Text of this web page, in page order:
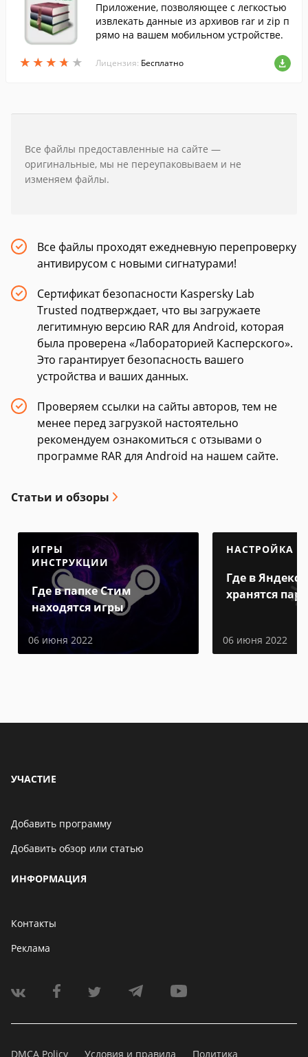
★ ★ ★ ★ ★
★ ★ ★ ★ ★
Приложение, позволяющее с легкостью
извлекать данные из архивов rar и zip п
рямо на вашем мобильном устройстве.
Лицензия: Бесплатно
Все файлы предоставленные на сайте —
оригинальные, мы не переупаковываем и не
изменяем файлы.
Все файлы проходят ежедневную перепроверку
антивирусом с новыми сигнатурами!
Сертификат безопасности Kaspersky Lab
Trusted подтверждает, что вы загружаете
легитимную версию RAR для Android, которая
была проверена «Лабораторией Касперского».
Это гарантирует безопасность вашего
устройства и ваших данных.
Проверяем ссылки на сайты авторов, тем не
менее перед загрузкой настоятельно
рекомендуем ознакомиться с отзывами о
программе RAR для Android на нашем сайте.
Статьи и обзоры
ИГРЫ
ИНСТРУКЦИИ
Где в папке Стим
находятся игры
06 июня 2022
НАСТРОЙКА
Где в Яндекс
хранятся
06 июня 2022
УЧАСТИЕ
Добавить программу
Добавить обзор или статью
ИНФОРМАЦИЯ
Контакты
Реклама
DMCA Policy Условия и правила Политика